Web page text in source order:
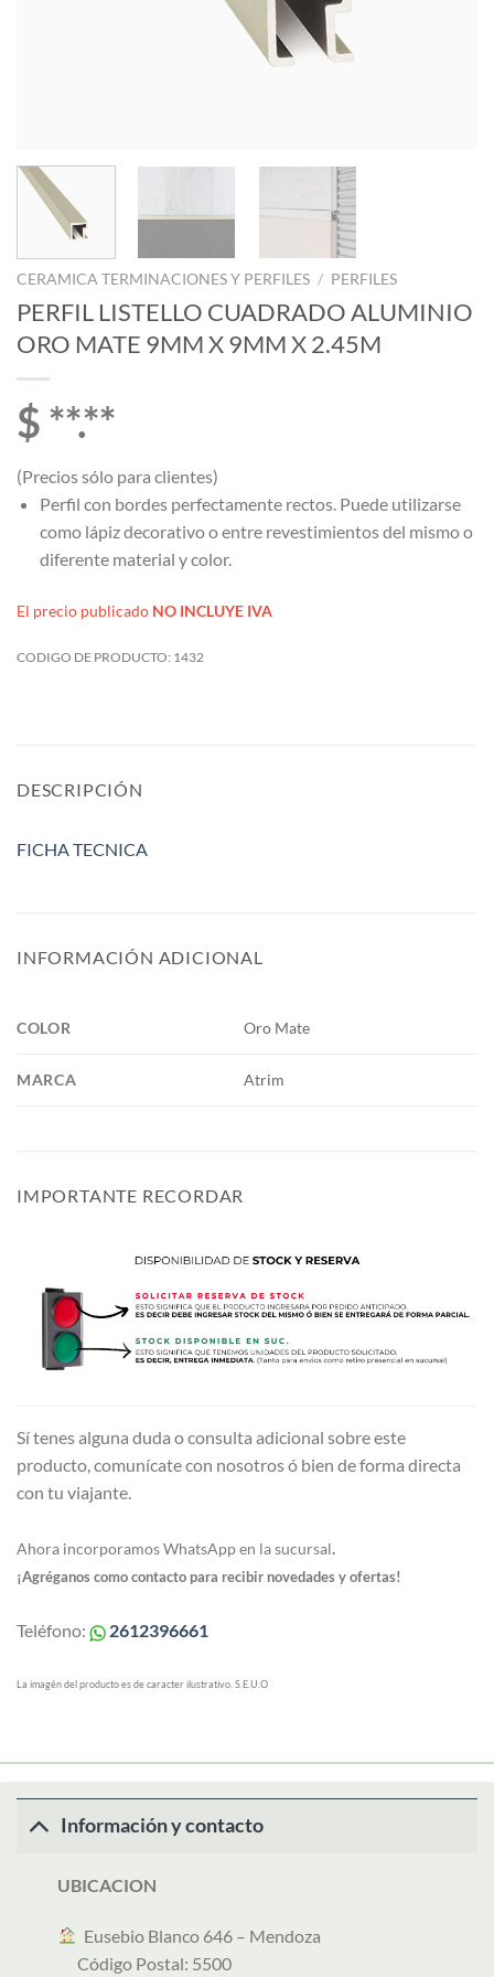
CERAMICA TERMINACIONES Y PERFILES / PERFILES
PERFIL LISTELLO CUADRADO ALUMINIO
ORO MATE 9MM X 9MM X 2.45M
$ **.**
(Precios sólo para clientes)
Perfil con bordes perfectamente rectos. Puede utilizarse
como lápiz decorativo o entre revestimientos del mismo o
diferente material y color.
El precio publicado NO INCLUYE IVA
CODIGO DE PRODUCTO: 1432
DESCRIPCIÓN
FICHA TECNICA
INFORMACIÓN ADICIONAL
COLOR Oro Mate
MARCA Atrim
IMPORTANTE RECORDAR
Sí tenes alguna duda o consulta adicional sobre este
producto, comunícate con nosotros ó bien de forma directa
con tu viajante.
Ahora incorporamos WhatsApp en la sucursal.
¡Agréganos como contacto para recibir novedades y ofertas!
Teléfono: 2612396661
La imagén del producto es de caracter ilustrativo. S.E.U.O
Información y contacto
UBICACION
︎ Eusebio Blanco 646 – Mendoza
Código Postal: 5500